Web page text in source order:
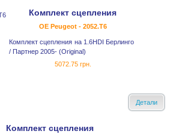
Комплект сцепления
OE Peugeot - 2052.T6
Комплект сцепления на 1.6HDI Берлинго
/ Партнер 2005- (Original)
5072.75 грн.
Детали
Комплект сцепления